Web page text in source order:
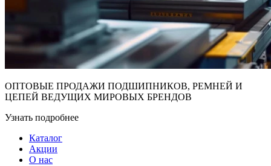
ОПТОВЫЕ ПРОДАЖИ ПОДШИПНИКОВ, РЕМНЕЙ И
ЦЕПЕЙ ВЕДУЩИХ МИРОВЫХ БРЕНДОВ
Узнать подробнее
Каталог
Акции
О нас